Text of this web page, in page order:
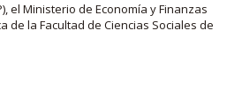
el Ministerio de Economía y Finanzas
de la Facultad de Ciencias Sociales de